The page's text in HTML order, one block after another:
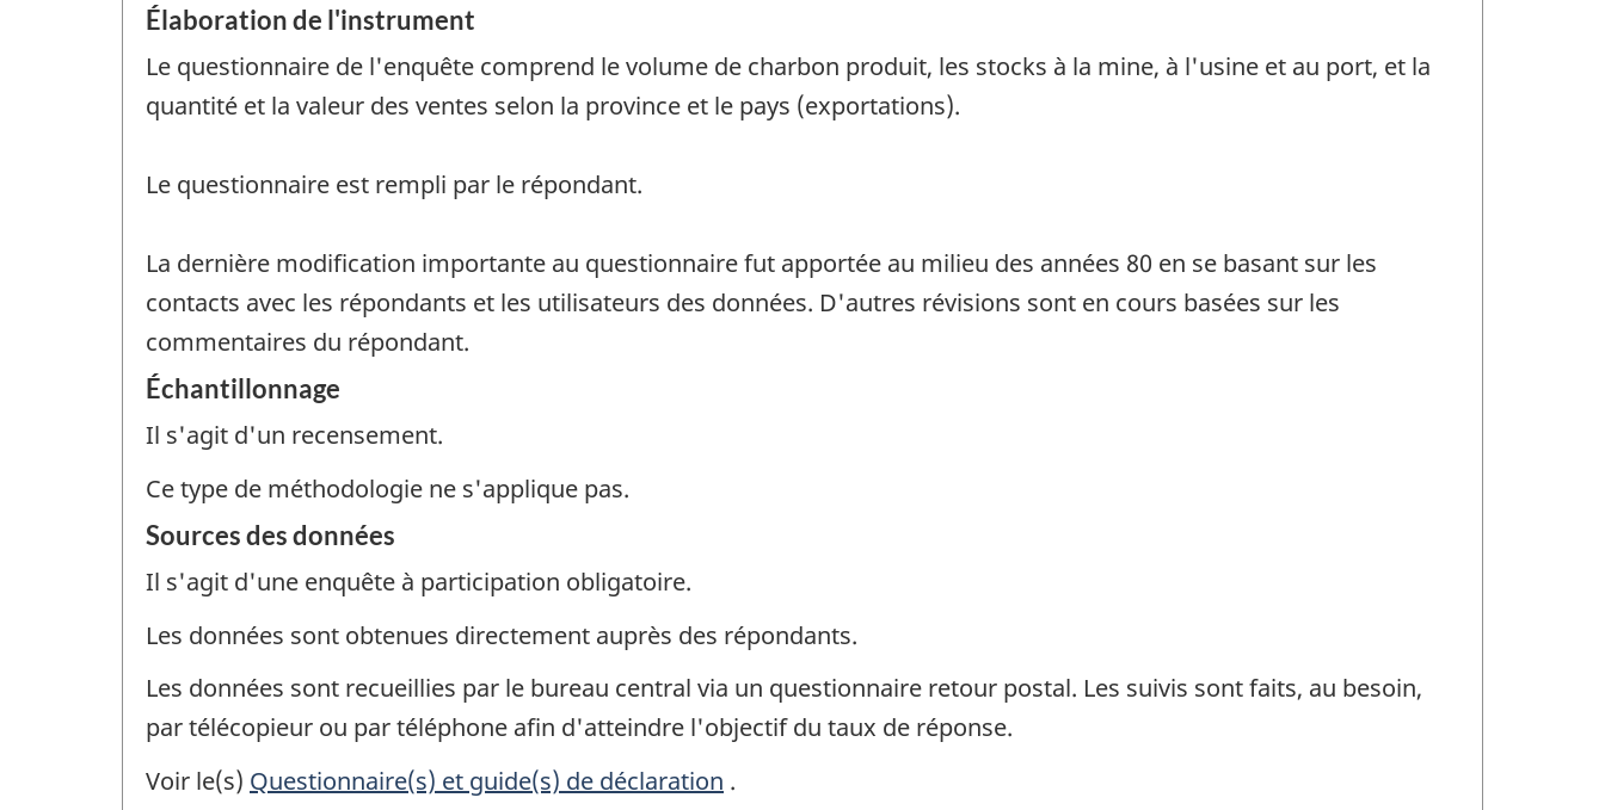
Élaboration de l'instrument
Le questionnaire de l'enquête comprend le volume de charbon produit, les stocks à la mine, à l'usine et au port, et la
quantité et la valeur des ventes selon la province et le pays (exportations).
Le questionnaire est rempli par le répondant.
La dernière modification importante au questionnaire fut apportée au milieu des années 80 en se basant sur les
contacts avec les répondants et les utilisateurs des données. D'autres révisions sont en cours basées sur les
commentaires du répondant.
Échantillonnage
Il s'agit d'un recensement.
Ce type de méthodologie ne s'applique pas.
Sources des données
Il s'agit d'une enquête à participation obligatoire.
Les données sont obtenues directement auprès des répondants.
Les données sont recueillies par le bureau central via un questionnaire retour postal. Les suivis sont faits, au besoin,
par télécopieur ou par téléphone afin d'atteindre l'objectif du taux de réponse.
Voir le(s) Questionnaire(s) et guide(s) de déclaration .